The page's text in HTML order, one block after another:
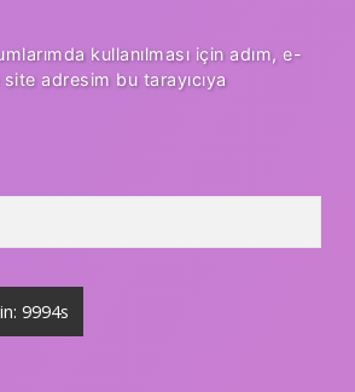
kullanılması için adım, e-
adresim bu tarayıcıya